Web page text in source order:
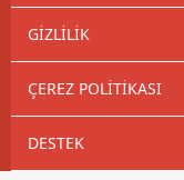
GIZLILIK
ÇEREZ POLITIKASI
DESTEK